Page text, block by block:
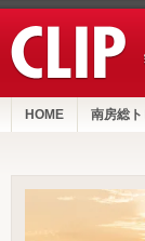
HOME 南房総